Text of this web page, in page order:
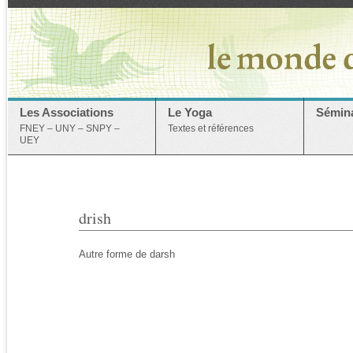
Les Associations
FNEY – UNY – SNPY –
UEY
Le Yoga
Textes et références
drish
Autre forme de darsh